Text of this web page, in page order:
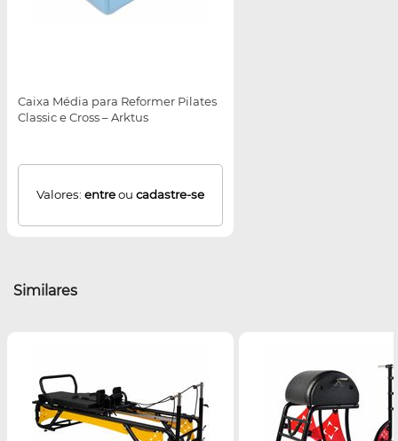
Caixa Média para Reformer Pilates
Classic e Cross – Arktus
Valores: entreou cadastre-se
Similares